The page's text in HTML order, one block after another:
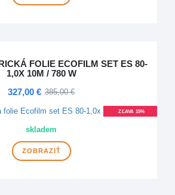
FOLIE ECOFILM SET ES 80-
1,0X 10M / 780 W
327,00 € 385,00 €
ZĽAVA 15%
skladem
ZOBRAZIŤ